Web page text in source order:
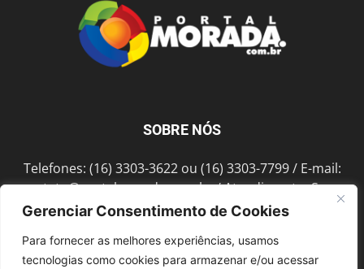
Gerenciar Consentimento de Cookies
Para fornecer as melhores experiências, usamos
tecnologias como cookies para armazenar e/ou acessar
SOBRE NÓS
Telefones: (16) 3303-3622 ou (16) 3303-7799 / E-mail:
contato@portalmorada.com.br/ Atendimento: Seg a
Sex das 8h às 18h / Endereço: Av. Bento de Abreu, 889